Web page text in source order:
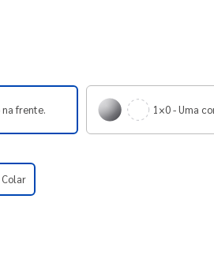
na frente. 1×0 - Uma
Colar